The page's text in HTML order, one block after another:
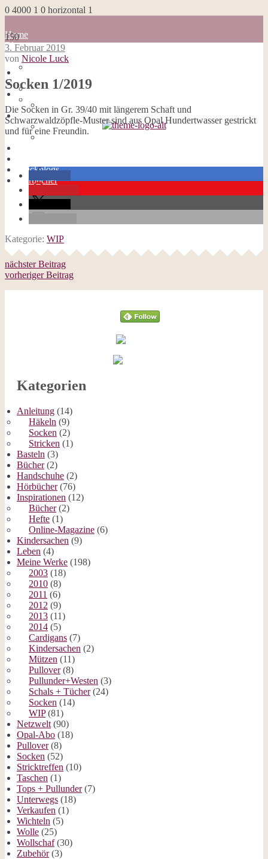
0 4000 1 0 horizontal 1
Home
Blog
about me
Impressum
Datenschutzerklärung
Galerie
Opal-Abos
Strickblogs
Hörbücher
150
Home
Blog
about me
100 Dinge
Impressum
Datenschutzerklärung
Cookies
Strickblogs
Hörbücher
3. Februar 2019
von Nicole Luck
Socken 1/2019
Die Socken in Gr. 39/40 mit längerem Schaft und
Schwarzwaldzöpfle-Muster sind aus Opal Hundertwasser gestrickt
und für eine Freundin.
Kategorie: WIP
nächster Beitrag
vorheriger Beitrag
Kategorien
Anleitung (14)
Häkeln (9)
Socken (2)
Stricken (1)
Basteln (3)
Bücher(2)
Handschuhe (2)
Hörbücher(76)
Inspirationen (12)
Bücher(2)
Hefte (1)
Online-Magazine (6)
Kindersachen (9)
Leben (4)
Meine Werke (198)
2003 (18)
2010 (8)
2011 (6)
2012 (9)
2013 (11)
2014 (5)
Cardigans (7)
Kindersachen (2)
Mützen (11)
Pullover(8)
Pullunder+Westen (3)
Schals + Tücher(24)
Socken (14)
WIP(81)
Netzwelt (90)
Opal-Abo (18)
Pullover(8)
Socken (52)
Stricktreffen (10)
Taschen (1)
Tops + Pullunder(7)
Unterwegs (18)
Verkaufen (1)
Wichteln (5)
Wolle (25)
Wollschaf(30)
Zubehör(3)